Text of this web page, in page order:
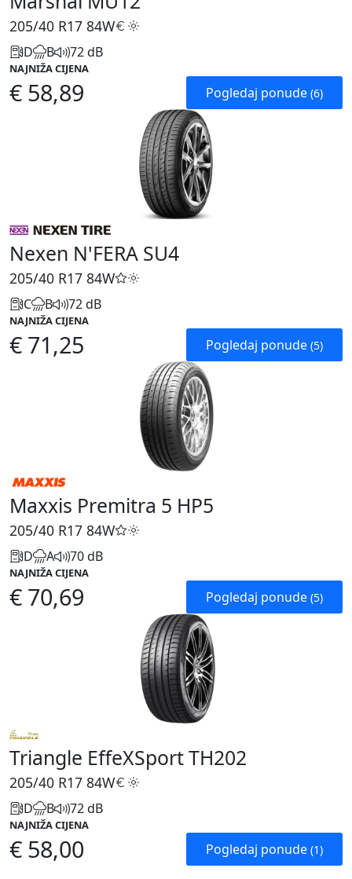
205/40 R17 84W
D B 72 dB
NAJNIŽA CIJENA
€ 58,89 Pogledaj ponude (6)
Nexen N'FERA SU4
205/40 R17 84W
C B 72 dB
NAJNIŽA CIJENA
€ 71,25 Pogledaj ponude (5)
Maxxis Premitra 5 HP5
205/40 R17 84W
D A 70 dB
NAJNIŽA CIJENA
€ 70,69 Pogledaj ponude (5)
Triangle EffeXSport TH202
205/40 R17 84W
D B 72 dB
NAJNIŽA CIJENA
€ 58,00 Pogledaj ponude (1)